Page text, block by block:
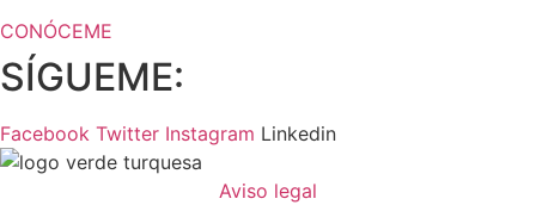
CONÓCEME
SÍGUEME:
Facebook Twitter Instagram Linkedin
Aviso legal